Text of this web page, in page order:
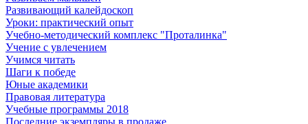
Развивающий калейдоскоп
Уроки: практический опыт
Учебно-методический комплекс "Проталинка"
Учение с увлечением
Учимся читать
Шаги к победе
Юные академики
Правовая литература
Учебные программы 2018
Последние экземпляры в продаже